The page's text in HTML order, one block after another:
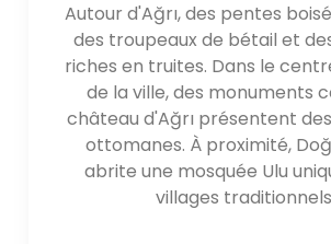
tapisserie culturelle, l'Anatolie
visiteurs à découvrir ses trésors
Autour d'Ağrı, des pentes
des troupeaux de bétail et
riches en truites. Dans le
de la ville, des monuments
château d'Ağrı présentent
ottomanes. À proximité,
abrite une mosquée Ulu
villages